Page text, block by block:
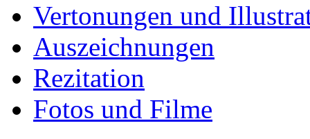
Vertonungen und
Auszeichnungen
Rezitation
Fotos und Filme